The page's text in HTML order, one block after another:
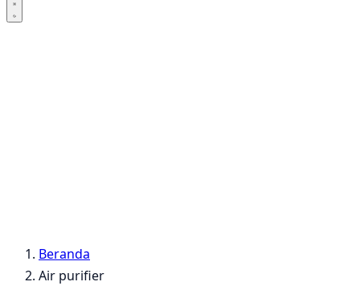
Beranda
Air purifier